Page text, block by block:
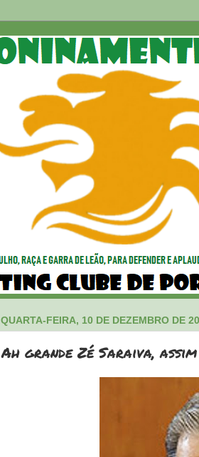
QUARTA-FEIRA, 10 DE DEZEMBRO DE
Ah grande Zé Saraiva,